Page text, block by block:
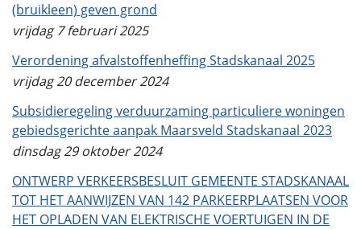
(bruikleen) geven grond
vrijdag 7 februari 2025
Verordening afvalstoffenheffing Stadskanaal 2025
vrijdag 20 december 2024
Subsidieregeling verduurzaming particuliere woningen
gebiedsgerichte aanpak Maarsveld Stadskanaal 2023
dinsdag 29 oktober 2024
ONTWERP VERKEERSBESLUIT GEMEENTE STADSKANAAL
TOT HET AANWIJZEN VAN 142 PARKEERPLAATSEN VOOR
HET OPLADEN VAN ELEKTRISCHE VOERTUIGEN IN DE